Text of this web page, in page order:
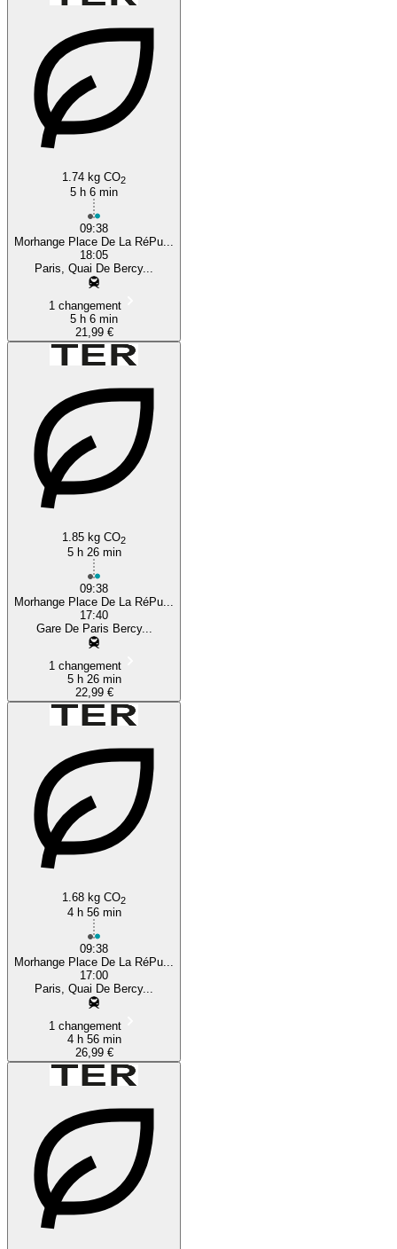
Paris
1.74 kg CO2
5 h 6 min
09:38
Morhange Place De La RéPu...
18:05
Paris, Quai De Bercy...
1 changement
5 h 6 min
21,99 €
1.85 kg CO2
5 h 26 min
09:38
Morhange Place De La RéPu...
17:40
Gare De Paris Bercy...
1 changement
5 h 26 min
22,99 €
1.68 kg CO2
4 h 56 min
09:38
Morhange Place De La RéPu...
17:00
Paris, Quai De Bercy...
1 changement
4 h 56 min
26,99 €